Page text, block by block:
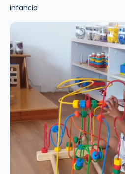
infancia